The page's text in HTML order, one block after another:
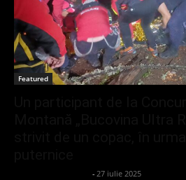
Featured
- 27 iulie 2025